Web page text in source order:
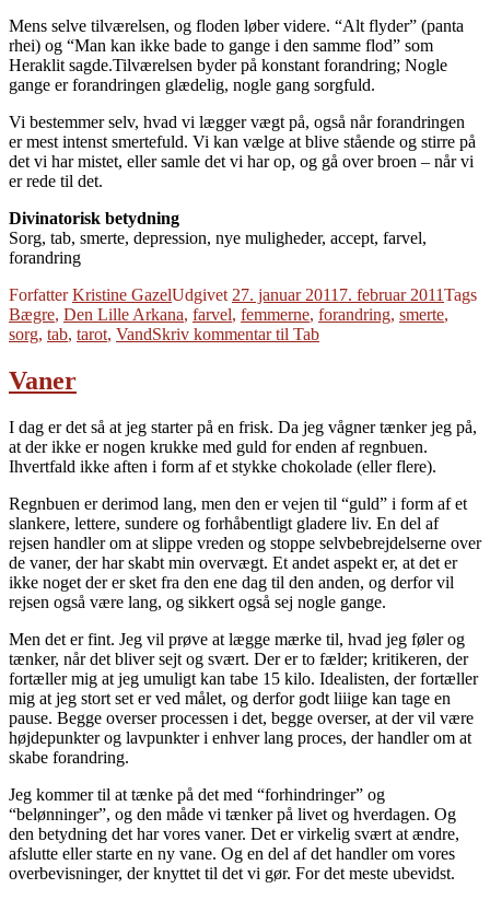
Mens selve tilværelsen, og floden løber videre. “Alt flyder” (panta
rhei) og “Man kan ikke bade to gange i den samme flod” som
Heraklit sagde.Tilværelsen byder på konstant forandring; Nogle
gange er forandringen glædelig, nogle gang sorgfuld.
Vi bestemmer selv, hvad vi lægger vægt på, også når forandringen
er mest intenst smertefuld. Vi kan vælge at blive stående og stirre på
det vi har mistet, eller samle det vi har op, og gå over broen – når vi
er rede til det.
Divinatorisk betydning
Sorg, tab, smerte, depression, nye muligheder, accept, farvel,
forandring
ForfatterKristine GazelUdgivet 27. januar 2011 7. februar 2011Tags
Bægre, Den Lille Arkana, farvel, femmerne, forandring, smerte,
sorg, tab, tarot, VandSkriv kommentartil Tab
Vaner
I dag er det så at jeg starter på en frisk. Da jeg vågner tænker jeg på,
at der ikke er nogen krukke med guld for enden af regnbuen.
Ihvertfald ikke aften i form af et stykke chokolade (eller flere).
Regnbuen er derimod lang, men den er vejen til “guld” i form af et
slankere, lettere, sundere og forhåbentligt gladere liv. En del af
rejsen handler om at slippe vreden og stoppe selvbebrejdelserne over
de vaner, der har skabt min overvægt. Et andet aspekt er, at det er
ikke noget der er sket fra den ene dag til den anden, og derfor vil
rejsen også være lang, og sikkert også sej nogle gange.
Men det er fint. Jeg vil prøve at lægge mærke til, hvad jeg føler og
tænker, når det bliver sejt og svært. Der er to fælder; kritikeren, der
fortæller mig at jeg umuligt kan tabe 15 kilo. Idealisten, der fortæller
mig at jeg stort set er ved målet, og derfor godt liiige kan tage en
pause. Begge overser processen i det, begge overser, at der vil være
højdepunkter og lavpunkter i enhver lang proces, der handler om at
skabe forandring.
Jeg kommer til at tænke på det med “forhindringer” og
“belønninger”, og den måde vi tænker på livet og hverdagen. Og
den betydning det har vores vaner. Det er virkelig svært at ændre,
afslutte eller starte en ny vane. Og en del af det handler om vores
overbevisninger, der knyttet til det vi gør. For det meste ubevidst.